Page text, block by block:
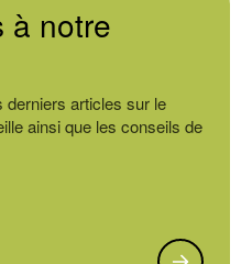
à notre
articles sur le
ainsi que les conseils de